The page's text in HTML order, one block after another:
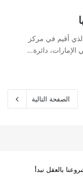
أقيم في مركز
دائرة…
الصفحة التالية